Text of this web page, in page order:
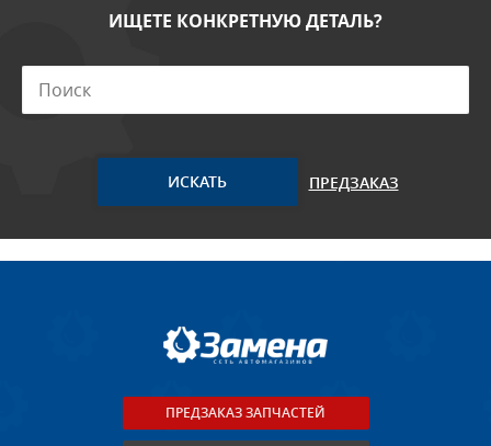
ИЩЕТЕ КОНКРЕТНУЮ ДЕТАЛЬ?
ПРЕДЗАКАЗ
ПРЕДЗАКАЗ ЗАПЧАСТЕЙ